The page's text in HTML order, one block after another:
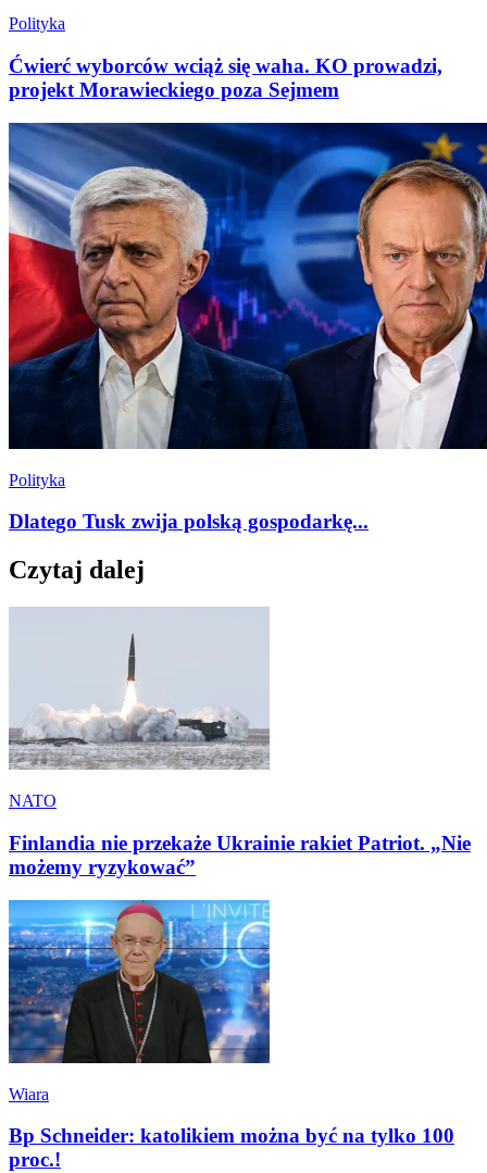
Polityka
Ćwierć wyborców wciąż się waha. KO prowadzi,
projekt Morawieckiego poza Sejmem
Polityka
Dlatego Tusk zwija polską gospodarkę...
Czytaj dalej
NATO
Finlandia nie przekaże Ukrainie rakiet Patriot. „Nie
możemy ryzykować”
Wiara
Bp Schneider: katolikiem można być na tylko 100
proc.!